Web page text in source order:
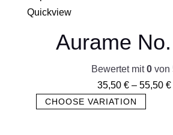
Quickview
Aurame
Bewertet mit0von
35,50€ –55,50€
CHOOSE VARIATION